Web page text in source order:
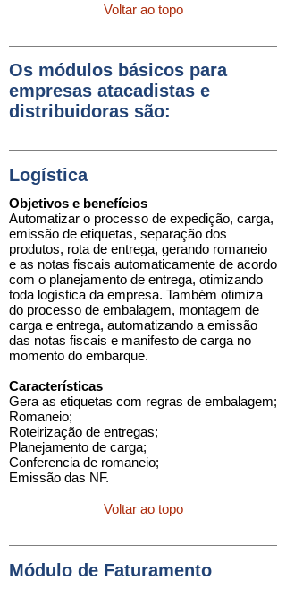
Voltar ao topo
Os módulos básicos para
empresas atacadistas e
distribuidoras são:
Logística
Objetivos e benefícios
Automatizar o processo de expedição, carga,
emissão de etiquetas, separação dos
produtos, rota de entrega, gerando romaneio
e as notas fiscais automaticamente de acordo
com o planejamento de entrega, otimizando
toda logística da empresa. Também otimiza
do processo de embalagem, montagem de
carga e entrega, automatizando a emissão
das notas fiscais e manifesto de carga no
momento do embarque.
Características
Gera as etiquetas com regras de embalagem;
Romaneio;
Roteirização de entregas;
Planejamento de carga;
Conferencia de romaneio;
Emissão das NF.
Voltar ao topo
Módulo de Faturamento